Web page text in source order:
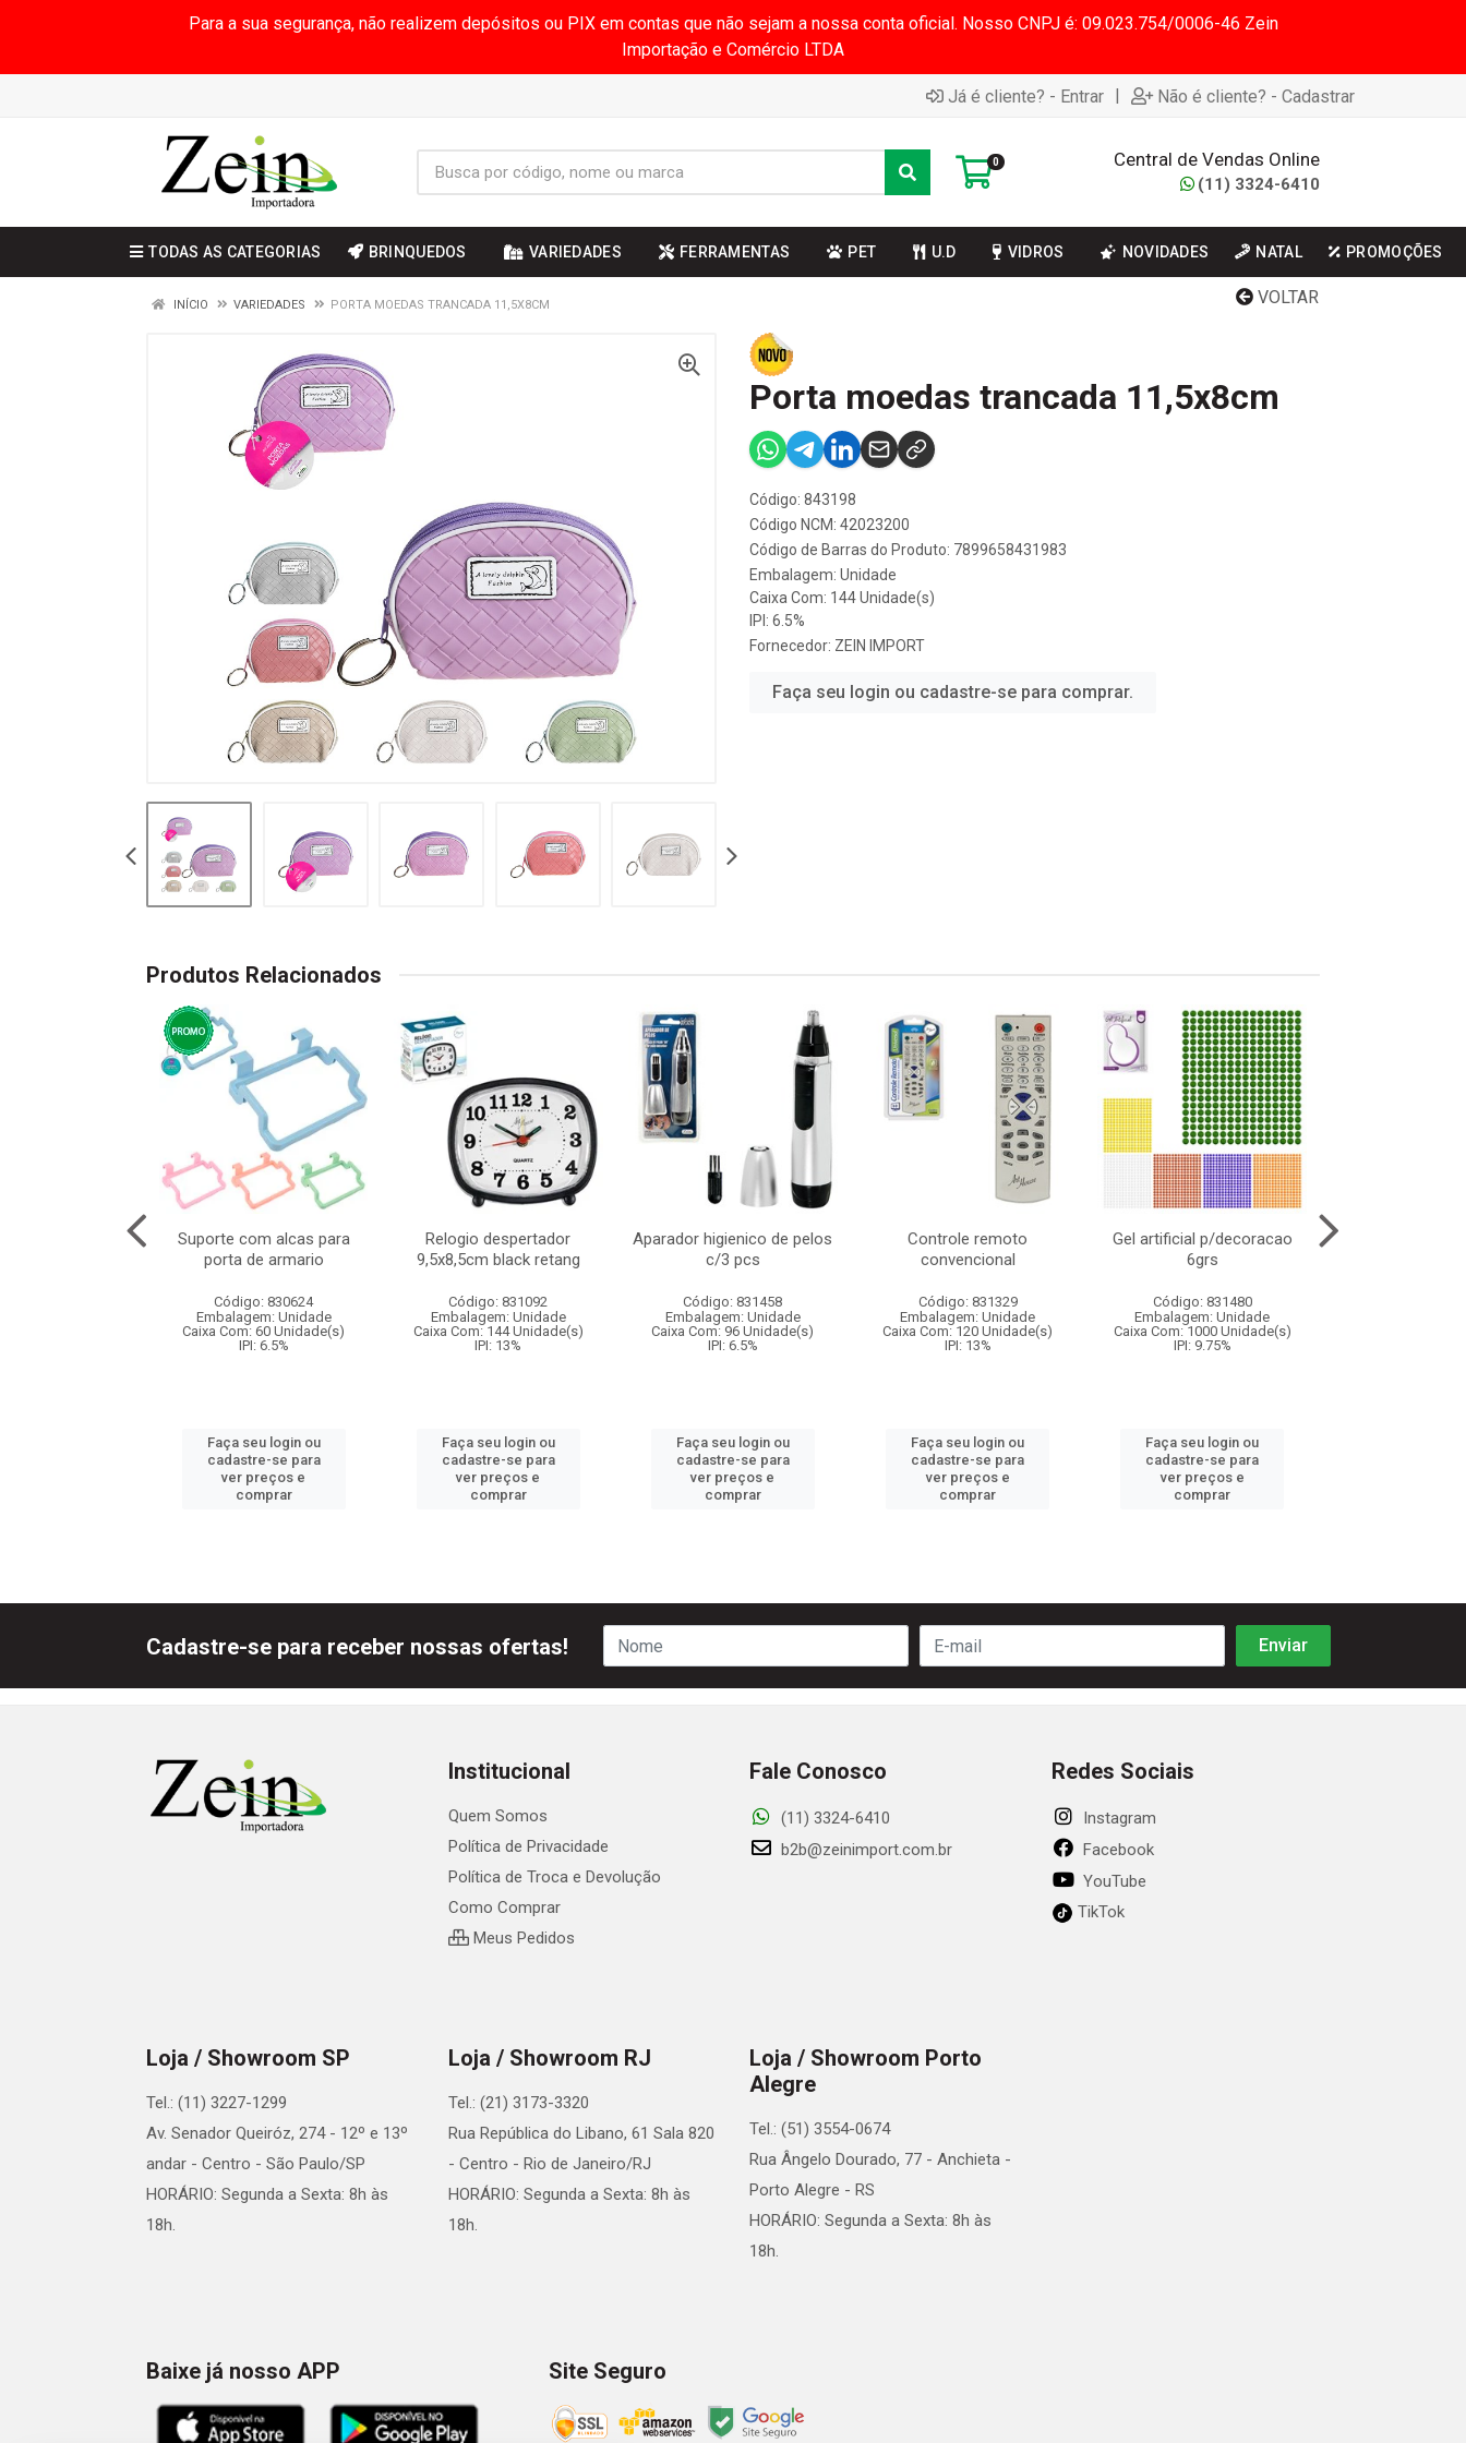
Para a sua segurança, não realizem depósitos ou PIX em contas que não sejam a nossa conta oficial. Nosso CNPJ é: 09.023.754/0006-46 Zein
Importação e Comércio LTDA
Já é cliente? - Entrar | Não é cliente? - Cadastrar
0 Central de Vendas Online
(11) 3324-6410
TODAS AS CATEGORIAS BRINQUEDOS VARIEDADES FERRAMENTAS PET U.D VIDROS NOVIDADES NATAL PROMOÇÕES
VOLTAR
INÍCIO VARIEDADES PORTA MOEDAS TRANCADA 11,5X8CM
Porta moedas trancada 11,5x8cm
Código: 843198
Código NCM: 42023200
Código de Barras do Produto: 7899658431983
Embalagem: Unidade
Caixa Com: 144 Unidade(s)
IPI: 6.5%
Fornecedor: ZEIN IMPORT
Faça seu login ou cadastre-se para comprar.
Produtos Relacionados
Suporte com alcas para
porta de armario
Código: 830624
Embalagem: Unidade
Caixa Com: 60 Unidade(s)
IPI: 6.5%
Faça seu login ou
cadastre-se para
ver preços e
comprar
Relogio despertador
9,5x8,5cm black retang
Código: 831092
Embalagem: Unidade
Caixa Com: 144 Unidade(s)
IPI: 13%
Faça seu login ou
cadastre-se para
ver preços e
comprar
Aparador higienico de pelos
c/3 pcs
Código: 831458
Embalagem: Unidade
Caixa Com: 96 Unidade(s)
IPI: 6.5%
Faça seu login ou
cadastre-se para
ver preços e
comprar
Controle remoto
convencional
Código: 831329
Embalagem: Unidade
Caixa Com: 120 Unidade(s)
IPI: 13%
Faça seu login ou
cadastre-se para
ver preços e
comprar
Gel artificial p/decoracao
6grs
Código: 831480
Embalagem: Unidade
Caixa Com: 1000 Unidade(s)
IPI: 9.75%
Faça seu login ou
cadastre-se para
ver preços e
comprar
Cadastre-se para receber nossas ofertas!
Institucional
Quem Somos
Política de Privacidade
Política de Troca e Devolução
Como Comprar
Meus Pedidos
Fale Conosco
(11) 3324-6410
b2b@zeinimport.com.br
Redes Sociais
Instagram
Facebook
YouTube
TikTok
Loja / Showroom SP
Tel.: (11) 3227-1299
Av. Senador Queiróz, 274 - 12º e 13º
andar - Centro - São Paulo/SP
HORÁRIO: Segunda a Sexta: 8h às
18h.
Loja / Showroom RJ
Tel.: (21) 3173-3320
Rua República do Libano, 61 Sala 820
- Centro - Rio de Janeiro/RJ
HORÁRIO: Segunda a Sexta: 8h às
18h.
Loja / Showroom Porto
Alegre
Tel.: (51) 3554-0674
Rua Ângelo Dourado, 77 - Anchieta -
Porto Alegre - RS
HORÁRIO: Segunda a Sexta: 8h às
18h.
Baixe já nosso APP Site Seguro